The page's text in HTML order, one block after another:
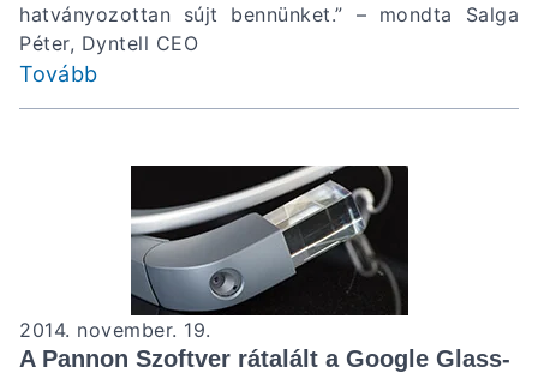
hatványozottan sújt bennünket.” – mondta Salga
Péter, Dyntell CEO
Tovább
2014. november. 19.
A Pannon Szoftver rátalált a Google Glass-